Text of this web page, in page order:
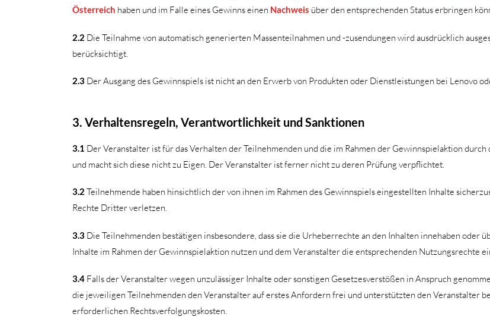
Österreich haben und im Falle eines Gewinns einen Nachweis über den entsprechenden Status erbringen
2.2 Die Teilnahme von automatisch generierten Massenteilnahmen und -zusendungen wird ausdrücklich
berücksichtigt.
2.3 Der Ausgang des Gewinnspiels ist nicht an den Erwerb von Produkten oder Dienstleistungen bei Lenovo
3. Verhaltensregeln, Verantwortlichkeit und Sanktionen
3.1 Der Veranstalter ist für das Verhalten der Teilnehmenden und die im Rahmen der Gewinnspielaktion
und macht sich diese nicht zu Eigen. Der Veranstalter ist ferner nicht zu deren Prüfung verpflichtet.
3.2 Teilnehmende haben hinsichtlich der von ihnen im Rahmen des Gewinnspiels eingestellten Inhalte
Rechte Dritter verletzen.
3.3 Die Teilnehmenden bestätigen insbesondere, dass sie die Urheberrechte an den Inhalten innehaben oder
Inhalte im Rahmen der Gewinnspielaktion nutzen und dem Veranstalter die entsprechenden Nutzungsrechte
3.4 Falls der Veranstalter wegen unzulässiger Inhalte oder sonstigen Gesetzesverstößen in Anspruch
die jeweiligen Teilnehmenden den Veranstalter auf erstes Anfordern frei und unterstützten den Veranstalter
erforderlichen Rechtsverfolgungskosten.